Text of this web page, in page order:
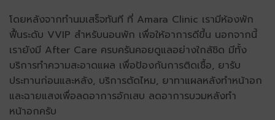
โดยหลังจากทำนมเสร็จทันที ที่ Amara Clinic เรามีห้องพัก
ฟื้นระดับ VVIP สำหรับนอนพัก เพื่อให้อาการดีขึ้น นอกจากนี้
เรายังมี After Care ครบครันคอยดูแลอย่างใกล้ชิด มีทั้ง
บริการทำความสะอาดแผล เพื่อป้องกันการติดเชื้อ, ยารับ
ประทานก่อนและหลัง, บริการตัดไหม, ยาทาแผลหลังทําหน้าอก
และฉายแสงเพื่อลดอาการอักเสบ ลดอาการบวมหลังทำ
หน้าอกครับ